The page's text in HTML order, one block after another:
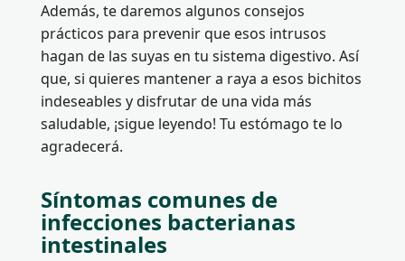
Además, te daremos algunos consejos
prácticos para prevenir que esos intrusos
hagan de las suyas en tu sistema digestivo. Así
que, si quieres mantener a raya a esos bichitos
indeseables y disfrutar de una vida más
saludable, ¡sigue leyendo! Tu estómago te lo
agradecerá.
Síntomas comunes de
infecciones bacterianas
intestinales